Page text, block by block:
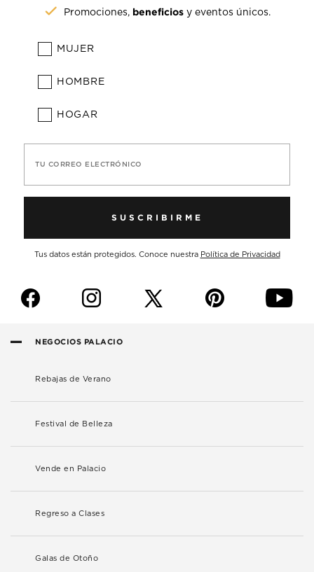
Promociones, beneficios y eventos únicos.
MUJER
HOMBRE
HOGAR
TU CORREO ELECTRÓNICO
SUSCRIBIRME
Tus datos están protegidos. Conoce nuestra Política de Privacidad
f i p y
NEGOCIOS PALACIO
Rebajas de Verano
Festival de Belleza
Vende en Palacio
Regreso a Clases
Galas de Otoño